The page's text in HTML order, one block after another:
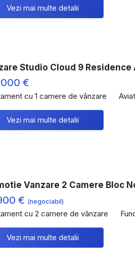
Vezi mai multe detalii
Studio Cloud 9 Residence
€
cu 1 camere de vânzare
Vezi mai multe detalii
Vanzare 2 Camere Bloc
€ (negociabil)
cu 2 camere de vânzare
Vezi mai multe detalii